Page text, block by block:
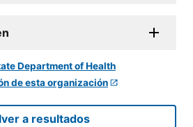
de esta organización
a resultados